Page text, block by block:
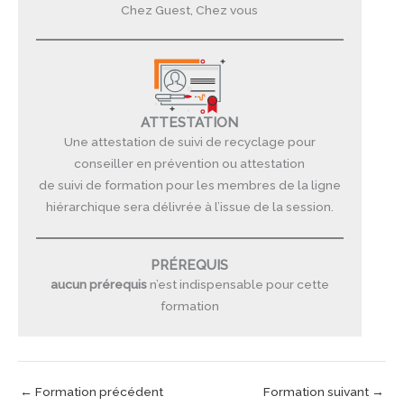
Chez Guest, Chez vous
ATTESTATION
Une attestation de suivi de recyclage pour
conseiller en prévention ou attestation
de suivi de formation pour les membres de la ligne
hiérarchique sera délivrée à l’issue de la session.
PRÉREQUIS
aucun prérequisn’est indispensable pour cette
formation
← Formation précédent Formation suivant →